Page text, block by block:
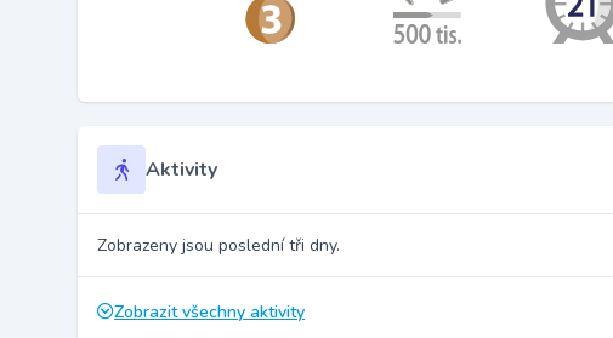
Aktivity
Zobrazeny jsou poslední tři dny.
Zobrazit všechny aktivity